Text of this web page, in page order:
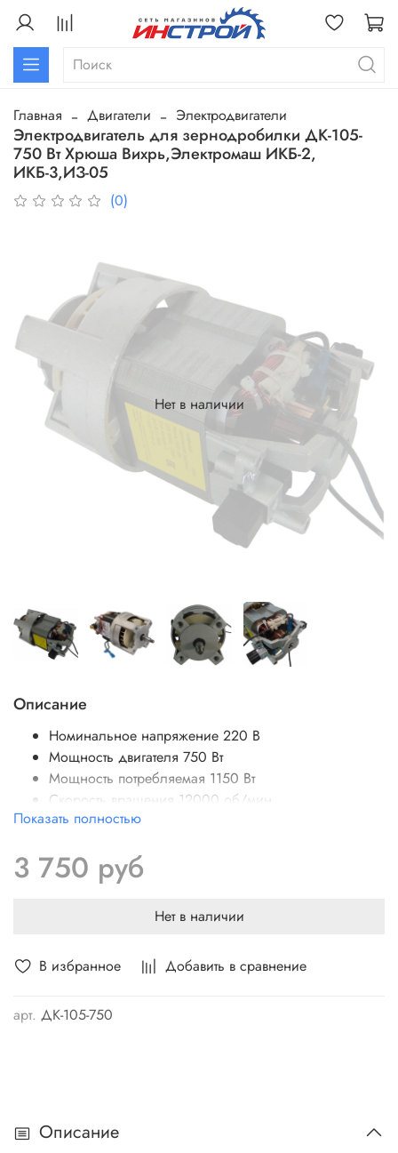
Главная Двигатели Электродвигатели
Электродвигатель для зернодробилки ДК-105-
750 Вт Хрюша Вихрь,Электромаш ИКБ-2,
ИКБ-3,ИЗ-05
(0)
В избранное Добавить в сравнение
арт. ДК-105-750
Нет в наличии
Описание
Номинальное напряжение 220 В
Мощность двигателя 750 Вт
Мощность потребляемая 1150 Вт
Скорость вращения 12000 об/мин
Частота 50 Гц
Показать полностью
3 750 руб
Нет в наличии
Описание